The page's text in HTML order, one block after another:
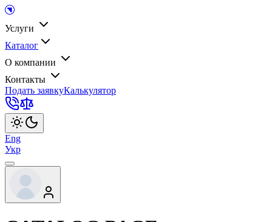
Услуги
Каталог
О компании
Контакты
Подать заявкуКалькулятор
Eng
Укр